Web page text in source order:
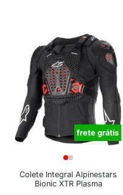
frete grátis
Colete Integral Alpinestars
Bionic XTR Plasma